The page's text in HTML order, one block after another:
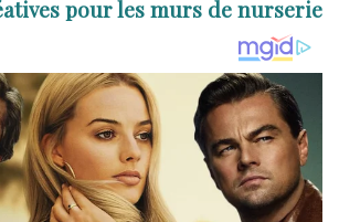
pour les murs de nurserie